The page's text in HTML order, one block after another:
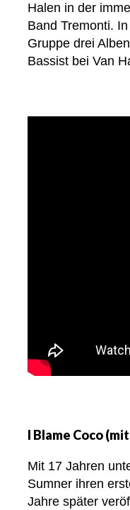
Halen in der
Band Tremonti.
Gruppe drei
Bassist bei Van
I Blame Coco
Mit 17 Jahren
Sumner ihren
Jahre später